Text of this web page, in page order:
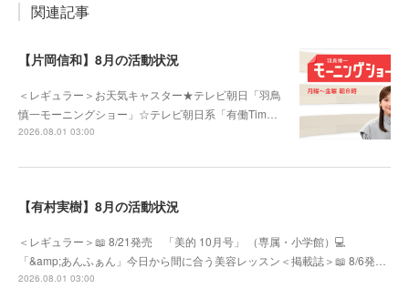
関連記事
【片岡信和】8月の活動状況
＜レギュラー＞お天気キャスター★テレビ朝日「羽鳥
慎一モーニングショー」☆テレビ朝日系「有働Tim…
2026.08.01 03:00
【有村実樹】8月の活動状況
＜レギュラー＞📖 8/21発売 「美的 10月号」 （専属・小学館）💻
「&amp;あんふぁん」今日から間に合う美容レッスン＜掲載誌＞📖 8/6発…
2026.08.01 03:00